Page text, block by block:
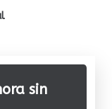
sin